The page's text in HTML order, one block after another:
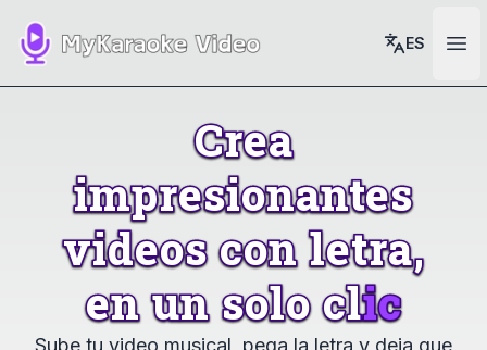
ES
Crea
Crea
impresionantes
impresionantes
videos
videos con
con letra,
letra,
en
en un
un solo
solo clic
clic
Sube tu video musical, pega la letra y deja que